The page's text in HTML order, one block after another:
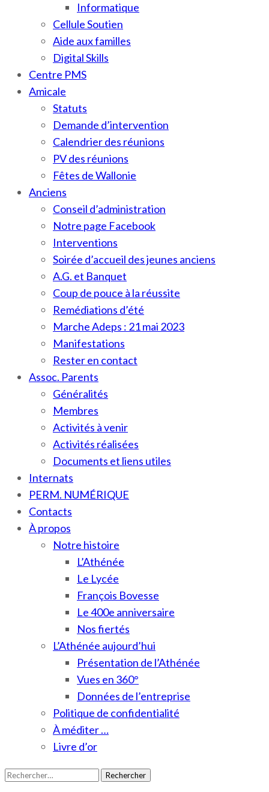
Informatique
Cellule Soutien
Aide aux familles
Digital Skills
Centre PMS
Amicale
Statuts
Demande d’intervention
Calendrier des réunions
PV des réunions
Fêtes de Wallonie
Anciens
Conseil d’administration
Notre page Facebook
Interventions
Soirée d’accueil des jeunes anciens
A.G. et Banquet
Coup de pouce à la réussite
Remédiations d’été
Marche Adeps : 21 mai 2023
Manifestations
Rester en contact
Assoc. Parents
Généralités
Membres
Activités à venir
Activités réalisées
Documents et liens utiles
Internats
PERM. NUMÉRIQUE
Contacts
À propos
Notre histoire
L’Athénée
Le Lycée
François Bovesse
Le 400e anniversaire
Nos fiertés
L’Athénée aujourd’hui
Présentation de l’Athénée
Vues en 360°
Données de l’entreprise
Politique de confidentialité
À méditer …
Livre d’or
Rechercher :